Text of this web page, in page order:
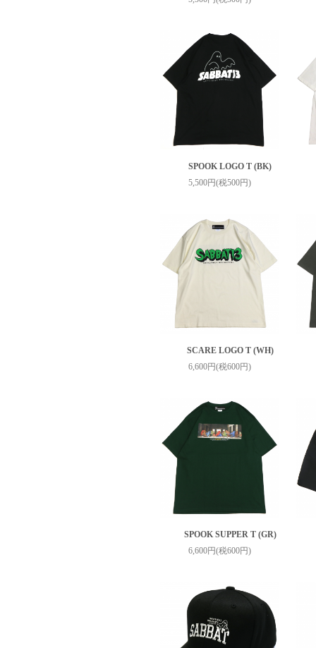
SPOOK LOGO T (BK)
5,500円(税500円)
SCARE LOGO T (WH)
6,600円(税600円)
SPOOK SUPPER T (GR)
6,600円(税600円)